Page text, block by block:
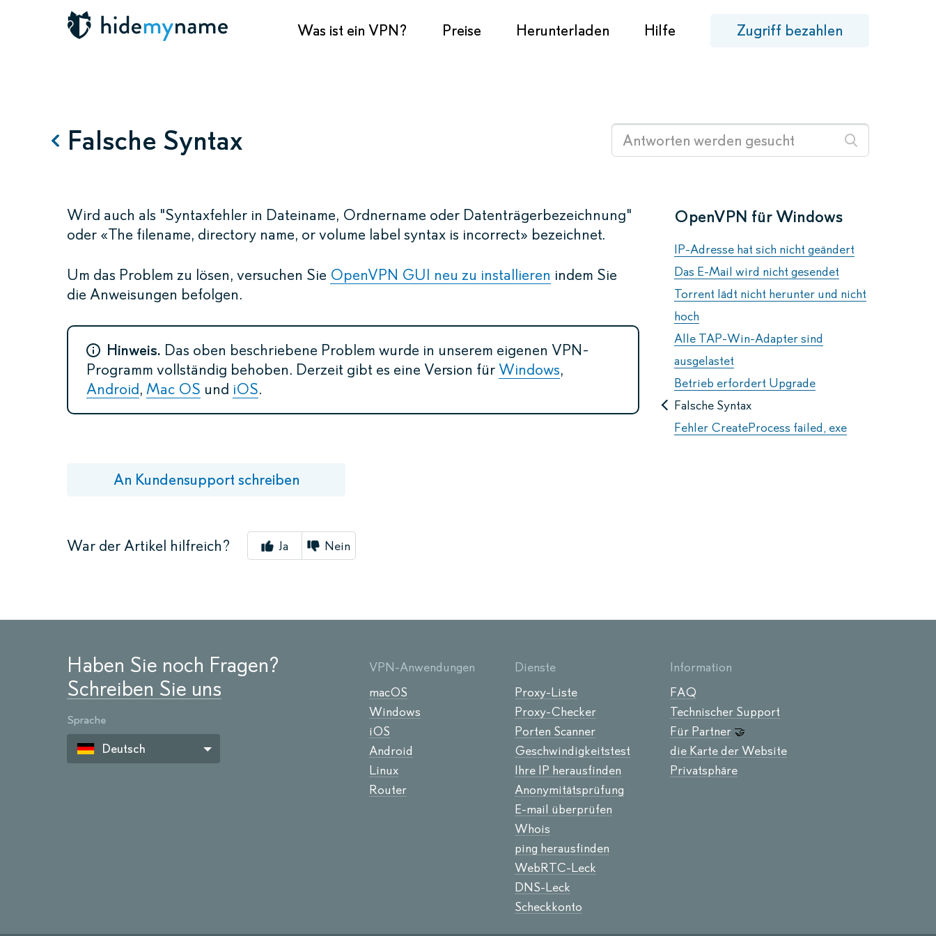
Was ist ein VPN? Preise Herunterladen Hilfe Zugriff bezahlen
Falsche Syntax
Wird auch als "Syntaxfehler in Dateiname, Ordnername oder Datenträgerbezeichnung"
oder «The filename, directory name, or volume label syntax is incorrect» bezeichnet.
Um das Problem zu lösen, versuchen Sie OpenVPN GUI neu zu installieren indem Sie
die Anweisungen befolgen.
Hinweis. Das oben beschriebene Problem wurde in unserem eigenen VPN-
Programm vollständig behoben. Derzeit gibt es eine Version fürWindows,
Android, Mac OS und iOS.
An Kundensupport schreiben
War der Artikel hilfreich? Ja Nein
OpenVPN für Windows
IP-Adresse hat sich nicht geändert
Das E-Mail wird nicht gesendet
Torrent lädt nicht herunter und nicht
hoch
Alle TAP-Win-Adapter sind
ausgelastet
Betrieb erfordert Upgrade
Falsche Syntax
Fehler CreateProcess failed, exe
Haben Sie noch Fragen?
Schreiben Sie uns
Sprache
Deutsch
VPN-Anwendungen
macOS
Windows
iOS
Android
Linux
Router
Dienste
Proxy-Liste
Proxy-Checker
Porten Scanner
Geschwindigkeitstest
Ihre IP herausfinden
Anonymitätsprüfung
E-mail überprüfen
Whois
ping herausfinden
WebRTC-Leck
DNS-Leck
Scheckkonto
Information
FAQ
Technischer Support
Für Partner 🤝
die Karte der Website
Privatsphäre